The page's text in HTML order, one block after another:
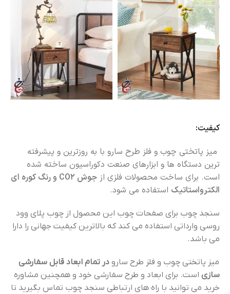
کیفیت:
میز پاتختی چوب و فلز طرح سارو با به روزترین و پیشرفته
ترین دستگاه ها و ابزارهای صنعت دکوراسیون ساخته شده
است. برای ساخت محصولات فلزی از
جوش CO2 و رنگ کوره ای
الکترواستاتیک استفاده می شود.
سنجد چوب برای صفحات چوب این محصول از چوب پلای وود
روسی وارداتی استفاده می کند که بالاترین کیفیت جهانی را دارا
می باشد.
میز پاتختی چوب و فلز طرح سارو در تمام ابعاد قابل سفارشی
سازی است. برای ابعاد و طرح سفارشی خود و همچنین مشاوره
خرید می توانید با راه های ارتباطی سنجد چوب تماس بگیرید تا